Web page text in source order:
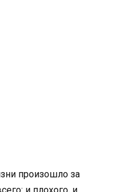
произошло за